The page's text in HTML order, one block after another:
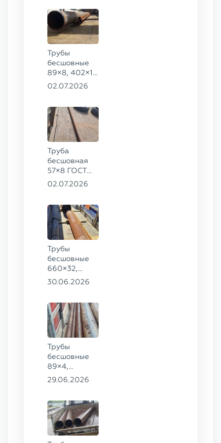
Трубы
бесшовные
89×8, 402×10
ГОСТ 8732-
02.07.2026
Труба
бесшовная
57×8 ГОСТ
8732-78
02.07.2026
Трубы
бесшовные
660×32,
426×28,
8732-78
сталь 09Г2С
30.06.2026
Трубы
бесшовные
89×4,
203×20,
09Г2С
29.06.2026